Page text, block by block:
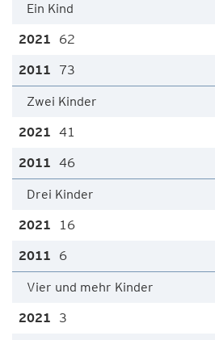
Ein Kind
62
73
Zwei Kinder
41
46
Drei Kinder
16
6
Vier und mehr Kinder
3